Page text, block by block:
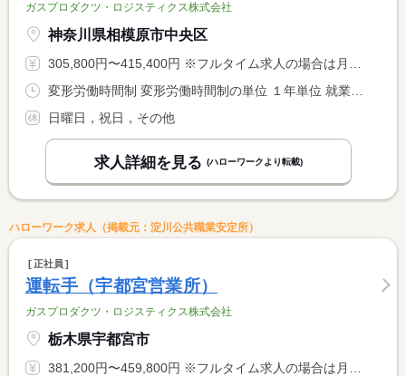
ガスプロダクツ・ロジスティクス株式会社
神奈川県相模原市中央区
305,800円〜415,400円 ※フルタイム求人の場合は月額（換算額）、パート求人の場合は時間額を表示しています。
日曜日，祝日，その他
求人詳細を見る (ハローワークより転載)
ハローワーク求人（掲載元：淀川公共職業安定所）
正社員
運転手（宇都宮営業所）
ガスプロダクツ・ロジスティクス株式会社
栃木県宇都宮市
381,200円〜459,800円 ※フルタイム求人の場合は月額（換算額）、パート求人の場合は時間額を表示しています。